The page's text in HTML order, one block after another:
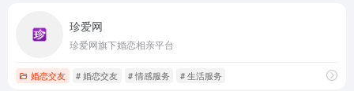
珍爱网
珍爱网旗下婚恋相亲平台
婚恋交友 # 婚恋交友 # 情感服务 # 生活服务